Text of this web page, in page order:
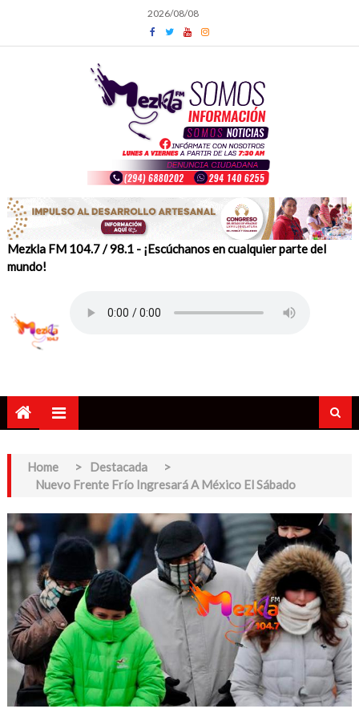
content
2026/08/08
Mezkla FM 104.7 / 98.1 - ¡Escúchanos en cualquier parte del
mundo!
Home > Destacada
>
Nuevo Frente Frío Ingresará A México El Sábado